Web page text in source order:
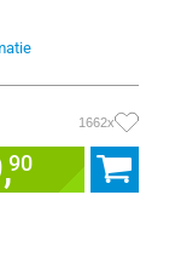
1662x
90